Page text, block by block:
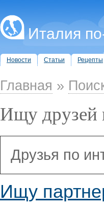
Италия
Новости Статьи Рецепты
Главная »
Ищу друзей
Друзья по
Ищу